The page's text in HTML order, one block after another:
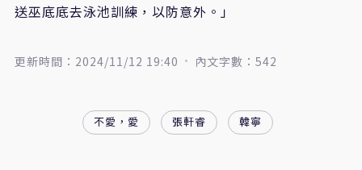
送巫底底去泳池訓練，以防意外。」
更新時間：2024/11/12 19:40 內文字數：542
不愛，愛 張軒睿 韓寧